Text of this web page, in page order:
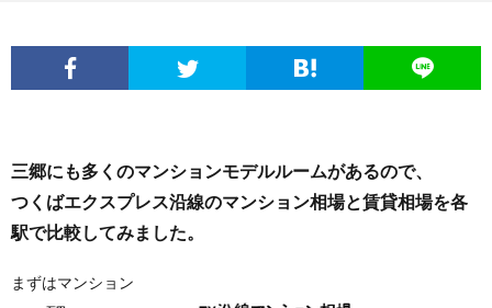
三郷にも多くのマンションモデルルームがあるので、
つくばエクスプレス沿線のマンション相場と賃貸相場を各
駅で比較してみました。
まずはマンション